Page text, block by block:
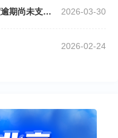
2026-03-30
市委外办市政府外办关于2025年度逾期尚未支付中小...
2026-02-24